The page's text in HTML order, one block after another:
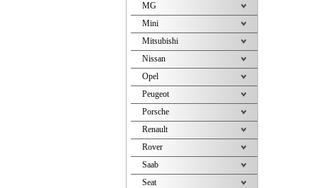
MG
Mini
Mitsubishi
Nissan
Opel
Peugeot
Porsche
Renault
Rover
Saab
Seat